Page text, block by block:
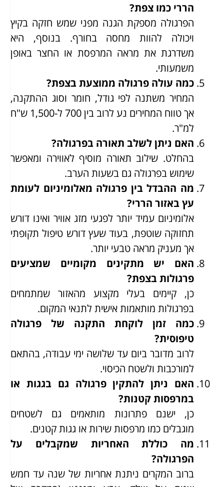
הררי כמו צפת?
הפרגולה מספקת הגנה מפני שמש חזקה בקיץ
ויכולה להוות מחסה בחורף. בנוסף, היא
משדרגת את מראה המרפסת או החצר באופן
משמעותי.
כמה עולה פרגולה ממוצעת בצפת?
המחיר משתנה לפי גודל, חומר וסוג ההתקנה,
אך טווח המחירים נע לרוב בין 700 ל-1,500 ש"ח
למ"ר.
האם ניתן לשלב תאורה בפרגולה?
בהחלט. שילוב תאורה מוסיף לאווירה ומאפשר
שימוש בפרגולה גם בשעות הערב.
מה ההבדל בין פרגולה מאלומיניום לעומת
עץ באזור הררי?
אלומיניום עמיד יותר לפגעי מזג אוויר ואינו דורש
תחזוקה שוטפת, בעוד שעץ דורש טיפול תקופתי
אך מעניק מראה טבעי יותר.
האם יש מתקינים מקומיים שמציעים
פרגולות בצפת?
כן, קיימים בעלי מקצוע מהאזור שמתמחים
בפרגולות מותאמות אישית לתנאי המקום.
כמה זמן לוקחת התקנה של פרגולה
טיפוסית?
לרוב מדובר ביום עד שלושה ימי עבודה, בהתאם
למורכבות ולשטח הכיסוי.
האם ניתן להתקין פרגולה גם בגגות או
במרפסות קטנות?
כן, ישנם פתרונות מותאמים גם לשטחים
מוגבלים כמו מרפסות שירות או גגות קטנים.
מה כוללת האחריות שמקבלים על
הפרגולה?
ברוב המקרים ניתנת אחריות של שנה עד חמש